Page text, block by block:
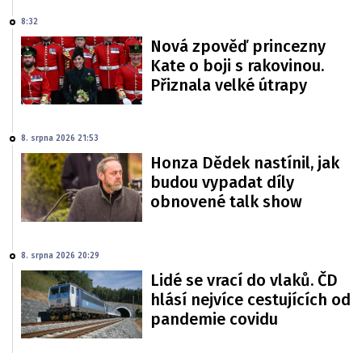
8:32
Nová zpověď princezny
Kate o boji s rakovinou.
Přiznala velké útrapy
8. srpna 2026 21:53
Honza Dědek nastínil, jak
budou vypadat díly
obnovené talk show
8. srpna 2026 20:29
Lidé se vrací do vlaků. ČD
hlásí nejvíce cestujících od
pandemie covidu